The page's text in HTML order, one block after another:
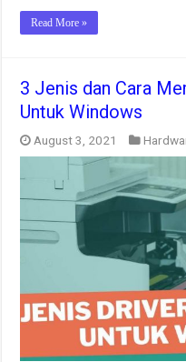
Read More »
3 Jenis dan Cara
Untuk Windows
August 3, 2021